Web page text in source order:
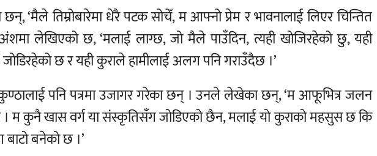
‘मैले तिम्रोबारेमा धेरै पटक सोचेँ, म आफ्नो प्रेम र भावनालाई लिएर चिन्तित
लेखिएको छ, ‘मलाई लाग्छ, जो मैले पाउँदिन, त्यही खोजिरहेको छु, यही
छ र यही कुराले हामीलाई अलग पनि गराउँदैछ ।’
पनि पत्रमा उजागर गरेका छन् । उनले लेखेका छन्, ‘म आफूभित्र जलन
म कुनै खास वर्ग या संस्कृतिसँग जोडिएको छैन, मलाई यो कुराको महसुस छ कि
बनेको छ ।’